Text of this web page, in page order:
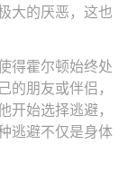
大的厌恶，这也
得霍尔顿始终处
的朋友或伴侣，
开始选择逃避，
逃避不仅是身体